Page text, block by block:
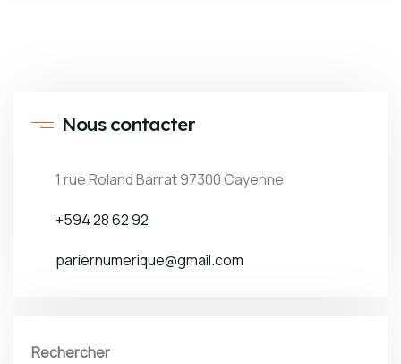
Nous contacter
1 rue Roland Barrat 97300 Cayenne
+594 28 62 92
pariernumerique@gmail.com
Rechercher